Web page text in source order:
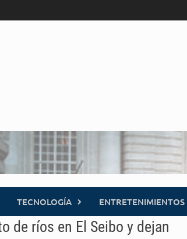
TECNOLOGÍA ENTRETENIMIENTOS
de ríos en El Seibo y dejan